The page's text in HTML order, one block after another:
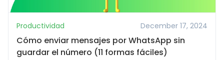
Productividad December 17, 2024
Cómo enviar mensajes por WhatsApp sin
guardar el número (11 formas fáciles)